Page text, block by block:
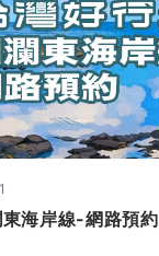
海岸線-網路預約